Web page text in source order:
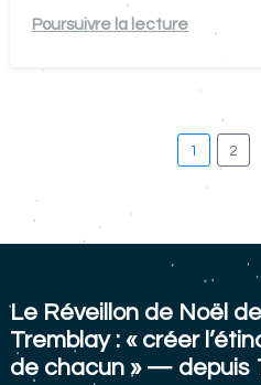
Poursuivre la lecture
publications
1 2
Le Réveillon de Noël
Tremblay : « créer
de chacun » — depuis